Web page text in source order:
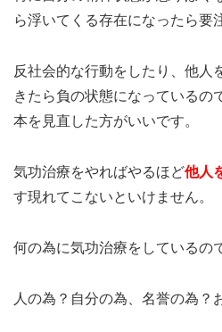
ら浮いてくる存在になったら要
反社会的な行動をしたり、他人
きたら負の状態になっているの
本を見直した方がいいです。
気功治療をやればやるほど他人
す現れてこないといけません。
何の為に気功治療をしているの
人の為？自分の為、名誉の為？